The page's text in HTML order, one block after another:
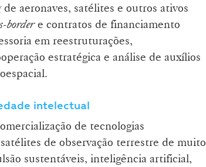
de aeronaves, satélites e outros ativos
bordere contratos de financiamento
em reestruturações,
estratégica e análise de auxílios
intelectual
de tecnologias
de observação terrestre de muito
sustentáveis, inteligência artificial,